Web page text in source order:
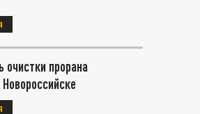
очистки прорана